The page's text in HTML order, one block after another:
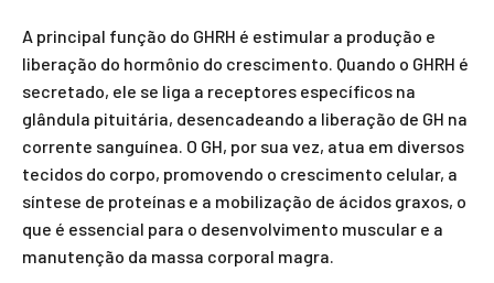
A principal função do GHRH é estimular a produção e
liberação do hormônio do crescimento. Quando o GHRH é
secretado, ele se liga a receptores específicos na
glândula pituitária, desencadeando a liberação de GH na
corrente sanguínea. O GH, por sua vez, atua em diversos
tecidos do corpo, promovendo o crescimento celular, a
síntese de proteínas e a mobilização de ácidos graxos, o
que é essencial para o desenvolvimento muscular e a
manutenção da massa corporal magra.